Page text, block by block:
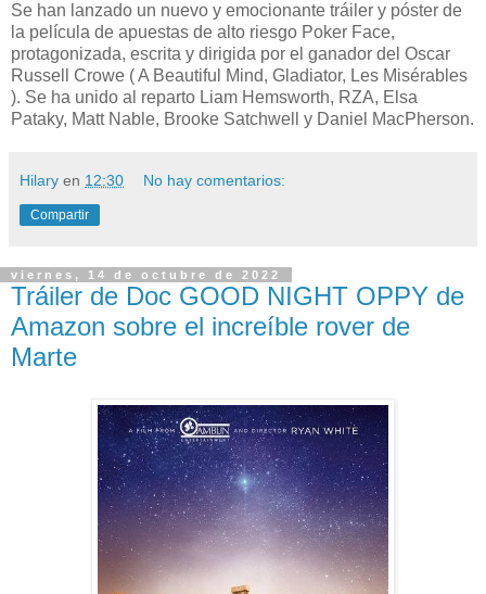
Se han lanzado un nuevo y emocionante tráiler y póster de
la película de apuestas de alto riesgo Poker Face,
protagonizada, escrita y dirigida por el ganador del Oscar
Russell Crowe ( A Beautiful Mind, Gladiator, Les Misérables
). Se ha unido al reparto Liam Hemsworth, RZA, Elsa
Pataky, Matt Nable, Brooke Satchwell y Daniel MacPherson.
Hilary en 12:30 No hay comentarios:
Compartir
viernes, 14 de octubre de 2022
Tráiler de Doc GOOD NIGHT OPPY de
Amazon sobre el increíble rover de
Marte